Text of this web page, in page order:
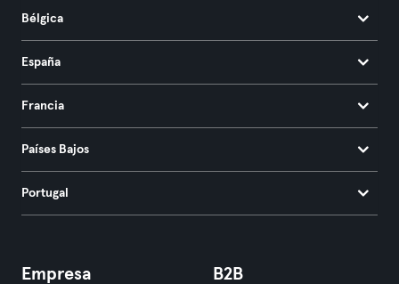
Bélgica
España
Francia
Países Bajos
Portugal
Empresa B2B